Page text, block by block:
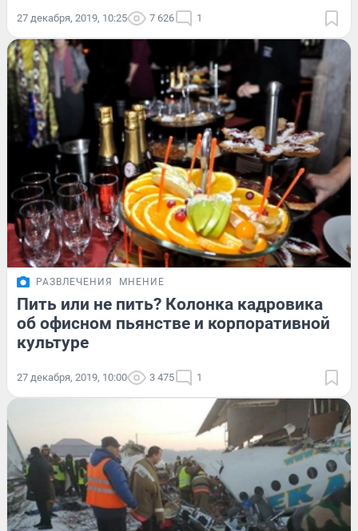
27 декабря, 2019, 10:25 7 626 1
РАЗВЛЕЧЕНИЯ МНЕНИЕ
Пить или не пить? Колонка кадровика
об офисном пьянстве и корпоративной
культуре
27 декабря, 2019, 10:00 3 475 1